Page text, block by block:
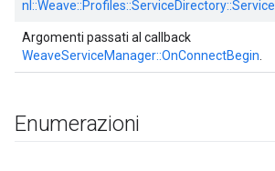
nl::Weave::Profiles::ServiceDirectory::
Argomenti passati al callback
WeaveServiceManager::OnConnectBegin
Enumerazioni